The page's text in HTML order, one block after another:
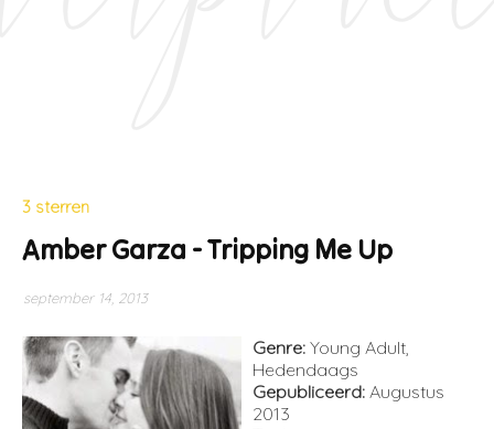
3 sterren
Amber Garza - Tripping Me Up
september 14, 2013
Genre: Young Adult,
Hedendaags
Gepubliceerd: Augustus
2013